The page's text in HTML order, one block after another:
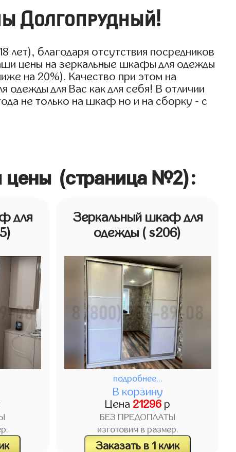
Долгопрудный!
благодаря отсутствия посредников
цены на зеркальные шкафы для одежды
на 20%). Качество при этом на
для Вас как для себя! В отличии
не только на шкаф но и на сборку - с
цены (страница №2):
для
Зеркальный шкаф для
одежды ( s206)
подробнее...
В корзину
Цена 21296 р
БЕЗ ПРЕДОПЛАТЫ
изготовим в размер.
Заказать в 1 клик